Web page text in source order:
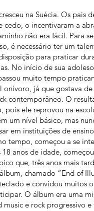
na Suécia. Os pais
cedo, o incentivaram a
não era fácil. Para
é necessário ter um
para praticar
No início de sua
muito tempo
onívoro, já que gostava de
contemporâneo. O
pois ele reprovou na
um nível básico, mas
em instituições de
tempo, começou a se
anos de idade,
que, três anos mais
chamado “End of
e convidou muitos
O álbum era uma
music e rock progressivo